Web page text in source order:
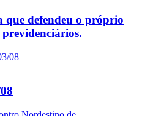
defendeu o próprio